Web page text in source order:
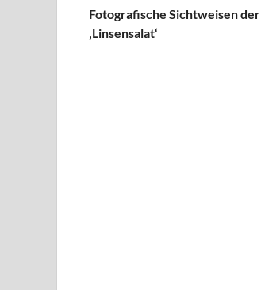
Fotografische Sichtweisen der
‚Linsensalat‘